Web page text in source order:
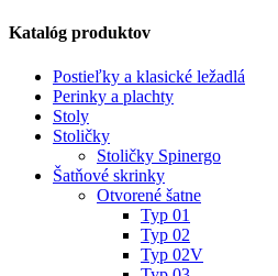
Katalóg produktov
Postieľky a klasické ležadlá
Perinky a plachty
Stoly
Stoličky
Stoličky Spinergo
Šatňové skrinky
Otvorené šatne
Typ 01
Typ 02
Typ 02V